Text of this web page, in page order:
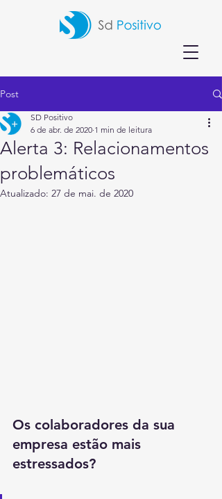
Post
Alerta 3: Relacionamentos
problemáticos
SD Positivo
6 de abr. de 2020 1 min de leitura
Atualizado: 27 de mai. de 2020
Os colaboradores da sua
empresa estão mais
estressados?